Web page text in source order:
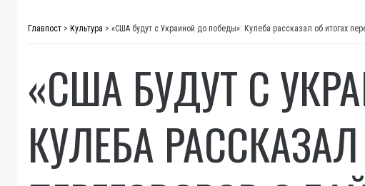
Главпост > Культура > «США будут с Украиной до победы»: Кулеба рассказал об итогах
«США БУДУТ С
КУЛЕБА